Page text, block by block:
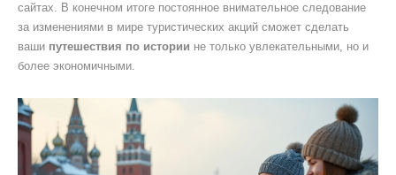
сайтах. В конечном итоге постоянное внимательное следование
за изменениями в мире туристических акций сможет сделать
ваши путешествия по истории не только увлекательными, но и
более экономичными.